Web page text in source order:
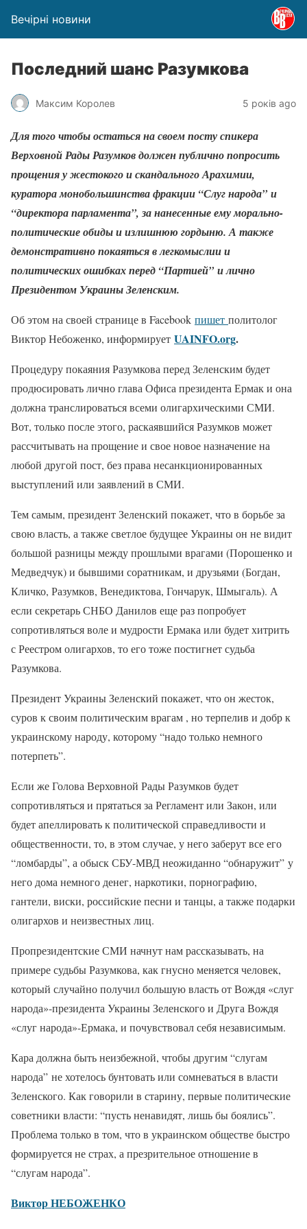
Вечірні новини
Последний шанс Разумкова
Максим Королев 5 років ago
Для того чтобы остаться на своем посту спикера
Верховной Рады Разумков должен публично попросить
прощения у жестокого и скандального Арахимии,
куратора монобольшинства фракции “Слуг народа” и
“директора парламента”, за нанесенные ему морально-
политические обиды и излишнюю гордыню. А также
демонстративно покаяться в легкомыслии и
политических ошибках перед “Партией” и лично
Президентом Украины Зеленским.
Об этом на своей странице в Facebook пишет политолог
Виктор Небоженко, информирует UAINFO.org.
Процедуру покаяния Разумкова перед Зеленским будет
продюсировать лично глава Офиса президента Ермак и она
должна транслироваться всеми олигархическими СМИ.
Вот, только после этого, раскаявшийся Разумков может
рассчитывать на прощение и свое новое назначение на
любой другой пост, без права несанкционированных
выступлений или заявлений в СМИ.
Тем самым, президент Зеленский покажет, что в борьбе за
свою власть, а также светлое будущее Украины он не видит
большой разницы между прошлыми врагами (Порошенко и
Медведчук) и бывшими соратникам, и друзьями (Богдан,
Кличко, Разумков, Венедиктова, Гончарук, Шмыгаль). А
если секретарь СНБО Данилов еще раз попробует
сопротивляться воле и мудрости Ермака или будет хитрить
с Реестром олигархов, то его тоже постигнет судьба
Разумкова.
Президент Украины Зеленский покажет, что он жесток,
суров к своим политическим врагам , но терпелив и добр к
украинскому народу, которому “надо только немного
потерпеть”.
Если же Голова Верховной Рады Разумков будет
сопротивляться и прятаться за Регламент или Закон, или
будет апеллировать к политической справедливости и
общественности, то, в этом случае, у него заберут все его
“ломбарды”, а обыск СБУ-МВД неожиданно “обнаружит” у
него дома немного денег, наркотики, порнографию,
гантели, виски, российские песни и танцы, а также подарки
олигархов и неизвестных лиц.
Пропрезидентские СМИ начнут нам рассказывать, на
примере судьбы Разумкова, как гнусно меняется человек,
который случайно получил большую власть от Вождя «слуг
народа»-президента Украины Зеленского и Друга Вождя
«слуг народа»-Ермака, и почувствовал себя независимым.
Кара должна быть неизбежной, чтобы другим “слугам
народа” не хотелось бунтовать или сомневаться в власти
Зеленского. Как говорили в старину, первые политические
советники власти: “пусть ненавидят, лишь бы боялись”.
Проблема только в том, что в украинском обществе быстро
формируется не страх, а презрительное отношение в
“слугам народа”.
Виктор НЕБОЖЕНКО